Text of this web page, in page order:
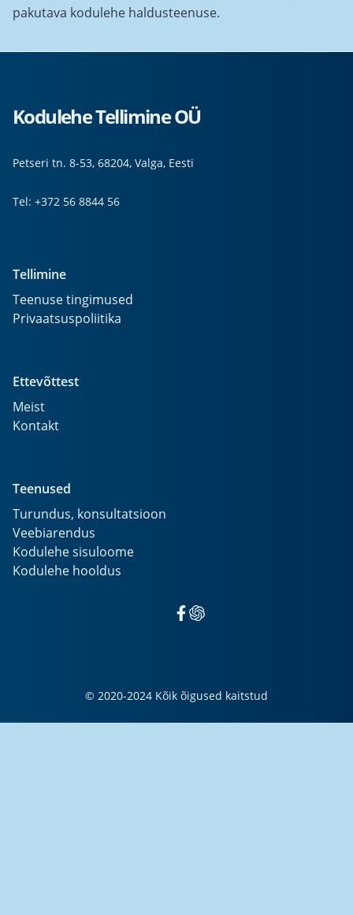
pakutava kodulehe haldusteenuse.
Kodulehe Tellimine OÜ
Petseri tn. 8-53, 68204, Valga, Eesti
Tel: +372 56 8844 56
Tellimine
Teenuse tingimused
Privaatsuspoliitika
Ettevõttest
Meist
Kontakt
Teenused
Turundus, konsultatsioon
Veebiarendus
Kodulehe sisuloome
Kodulehe hooldus
© 2020-2024 Kõik õigused kaitstud